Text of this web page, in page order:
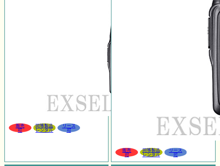
販売
可
同等製品
レンタル
リース
可
販売
可
同等製品
レンタル
リース
可